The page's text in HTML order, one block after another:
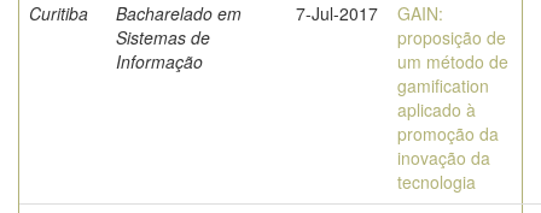
Curitiba
Bacharelado em
Sistemas de
Informação
7-Jul-2017
GAIN:
proposição de
um método de
gamification
aplicado à
promoção da
inovação da
tecnologia